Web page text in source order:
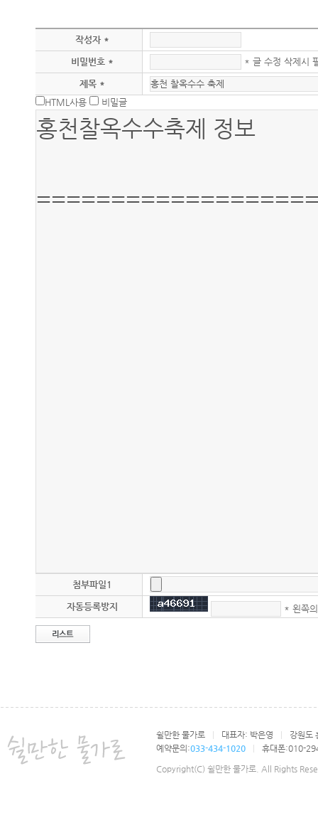
작성자 *
비밀번호 * * 글 수정 삭제시
제목 *
HTML사용
비밀글
첨부파일1
자동등록방지 * 왼쪽
쉴만한 물가로 대표자: 박은영
강원도
예약문의:033-434-1020 휴대폰:010-
Copyright(C) 쉴만한 물가로. All Rights